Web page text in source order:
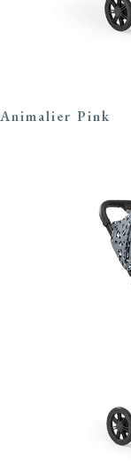
Animalier Pink